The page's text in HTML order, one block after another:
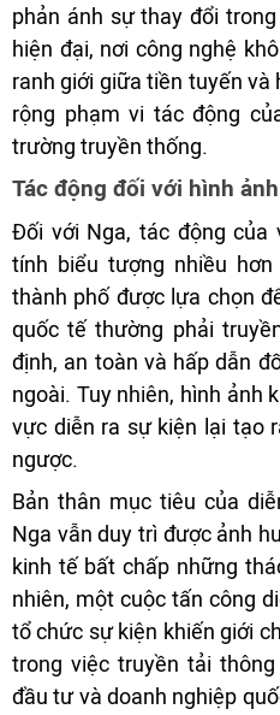
phản ánh sự thay đổi
hiện đại, nơi công nghệ
ranh giới giữa tiền tuyến
rộng phạm vi tác động
trường truyền thống.
Tác động đối với hình
Đối với Nga, tác động của
tính biểu tượng nhiều
thành phố được lựa chọn
quốc tế thường phải
định, an toàn và hấp dẫn
ngoài. Tuy nhiên, hình ảnh
vực diễn ra sự kiện lại tạo
ngược.
Bản thân mục tiêu của
Nga vẫn duy trì được ảnh
kinh tế bất chấp những
nhiên, một cuộc tấn công
tổ chức sự kiện khiến giới
trong việc truyền tải
đầu tư và doanh nghiệp